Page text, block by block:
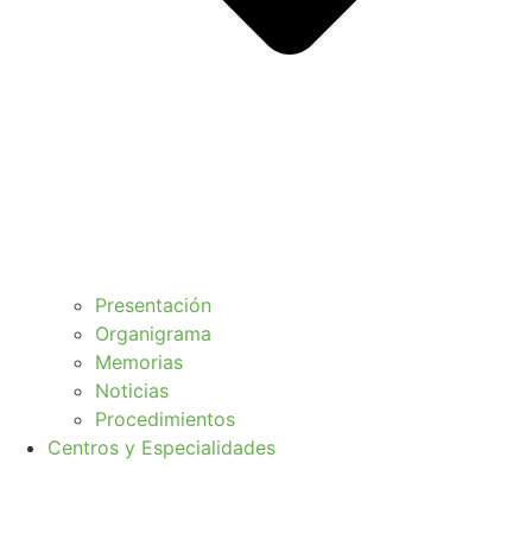
Presentación
Organigrama
Memorias
Noticias
Procedimientos
Centros y Especialidades